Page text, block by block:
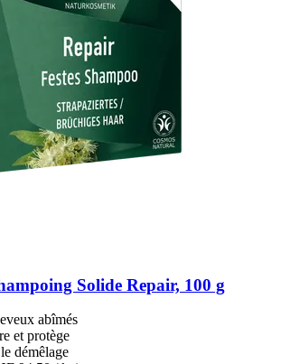
Solide Repair, 100 g
abîmés
et protège
démêlage